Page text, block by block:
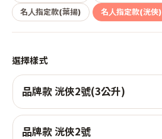
名人指定款(葉揚)
名人指定款(洸俠)
選擇樣式
品牌款 洸俠2號(3公升)
品牌款 洸俠2號